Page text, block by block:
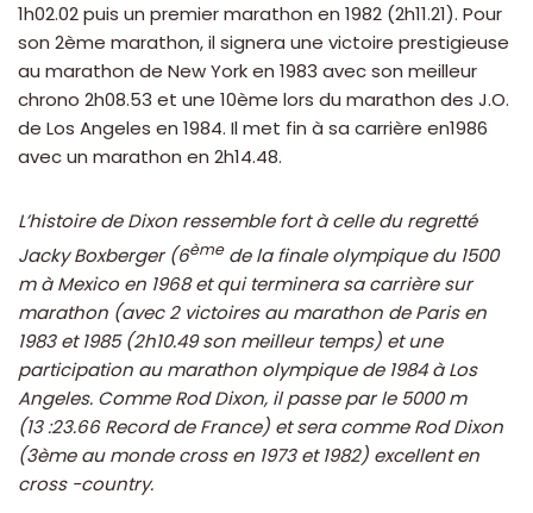
1h02.02 puis un premier marathon en 1982 (2h11.21). Pour
son 2ème marathon, il signera une victoire prestigieuse
au marathon de New York en 1983 avec son meilleur
chrono 2h08.53 et une 10ème lors du marathon des J.O.
de Los Angeles en 1984. Il met fin à sa carrière en1986
avec un marathon en 2h14.48.
L’histoire de Dixon ressemble fort à celle du regretté
Jacky Boxberger (6èmede la finale olympique du 1500
m à Mexico en 1968 et qui terminera sa carrière sur
marathon (avec 2 victoires au marathon de Paris en
1983 et 1985 (2h10.49 son meilleur temps) et une
participation au marathon olympique de 1984 à Los
Angeles. Comme Rod Dixon, il passe par le 5000 m
(13 :23.66 Record de France) et sera comme Rod Dixon
(3ème au monde cross en 1973 et 1982) excellent en
cross -country.